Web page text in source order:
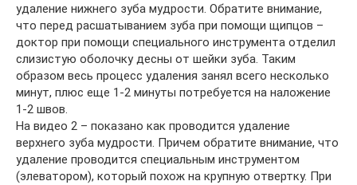
удаление нижнего зуба мудрости. Обратите внимание,
что перед расшатыванием зуба при помощи щипцов –
доктор при помощи специального инструмента отделил
слизистую оболочку десны от шейки зуба. Таким
образом весь процесс удаления занял всего несколько
минут, плюс еще 1-2 минуты потребуется на наложение
1-2 швов.
На видео 2 – показано как проводится удаление
верхнего зуба мудрости. Причем обратите внимание, что
удаление проводится специальным инструментом
(элеватором), который похож на крупную отвертку. При